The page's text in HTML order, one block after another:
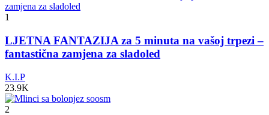
1
LJETNA FANTAZIJA za 5 minuta na vašoj trpezi –
fantastična zamjena za sladoled
K.I.P
23.9K
2